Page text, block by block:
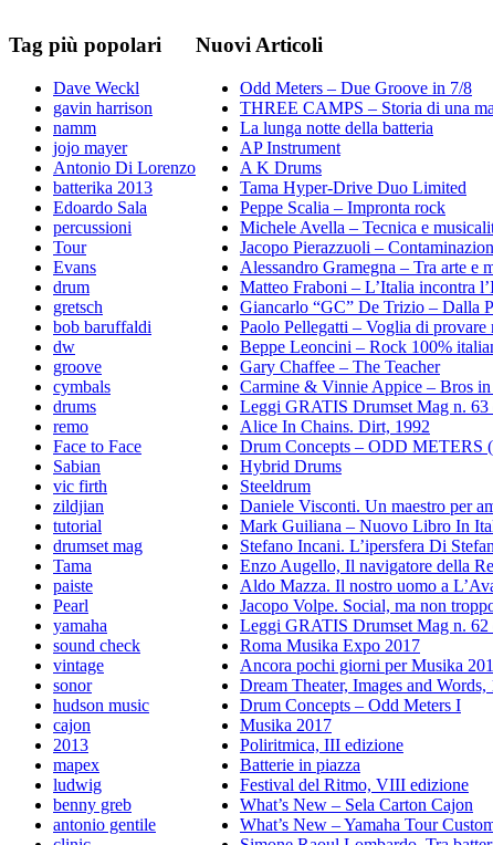
Tag più popolari
Dave Weckl
gavin harrison
namm
jojo mayer
Antonio Di Lorenzo
batterika 2013
Edoardo Sala
percussioni
Tour
Evans
drum
gretsch
bob baruffaldi
dw
groove
cymbals
drums
remo
Face to Face
Sabian
vic firth
zildjian
tutorial
drumset mag
Tama
paiste
Pearl
yamaha
sound check
vintage
sonor
hudson music
cajon
2013
mapex
ludwig
benny greb
antonio gentile
Nuovi Articoli
Odd Meters – Due Groove in 7/8
THREE CAMPS – Storia di una
La lunga notte della batteria
AP Instrument
A K Drums
Tama Hyper-Drive Duo Limited
Peppe Scalia – Impronta rock
Michele Avella – Tecnica e
Jacopo Pierazzuoli –
Alessandro Gramegna – Tra arte e
Matteo Fraboni – L’Italia incontra
Giancarlo “GC” De Trizio – Dalla
Paolo Pellegatti – Voglia di provare
Beppe Leoncini – Rock 100%
Gary Chaffee – The Teacher
Carmine & Vinnie Appice – Bros
Leggi GRATIS Drumset Mag n.
Alice In Chains. Dirt, 1992
Drum Concepts – ODD METERS
Hybrid Drums
Steeldrum
Daniele Visconti. Un maestro per
Mark Guiliana – Nuovo Libro In
Stefano Incani. L’ipersfera Di
Enzo Augello, Il navigatore della
Aldo Mazza. Il nostro uomo a
Jacopo Volpe. Social, ma non
Leggi GRATIS Drumset Mag n.
Roma Musika Expo 2017
Ancora pochi giorni per Musika
Dream Theater, Images and Words,
Drum Concepts – Odd Meters I
Musika 2017
Poliritmica, III edizione
Batterie in piazza
Festival del Ritmo, VIII edizione
What’s New – Sela Carton Cajon
What’s New – Yamaha Tour